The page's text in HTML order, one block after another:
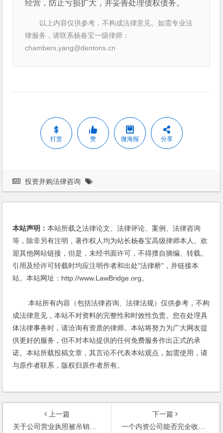
经营，防止亏损扩大，并妥善处理债权债务。
以上内容仅供参考，不构成法律意见。如需专业法
律服务，请联系杨春宝一级律师：
chambers.yang@dentons.cn
打赏 赞 微海报 分享
投资并购法律咨询
本站声明：本站所载之法律论文、法律评论、案例、法律咨询
等，除非另有注明，著作权人均为站长杨春宝高级律师本人。欢
迎其他网站链接，但是，未经书面许可，不得擅自摘编、转载。
引用及经许可转载时均应注明作者和出处"法律桥"，并链接本
站。本站网址：http://www.LawBridge.org。
本站所有内容（包括法律咨询、法律法规）仅供参考，不构
成法律意见，本站不对资料的完整性和时效性负责。您在处理具
体法律事务时，请洽询有资质的律师。本站将努力为广大网友提
供更好的服务，但不对本站提供的任何免费服务作出正式的承
诺。本站所载投稿文章，其言论不代表本站观点，如需使用，请
与原作者联系，版权归原作者所有。
上一篇
关于公司营业执照被吊销的法律责任？(2003)
下一篇
一个内资公司能否完全收购另外一个内资公司呢？(2003)